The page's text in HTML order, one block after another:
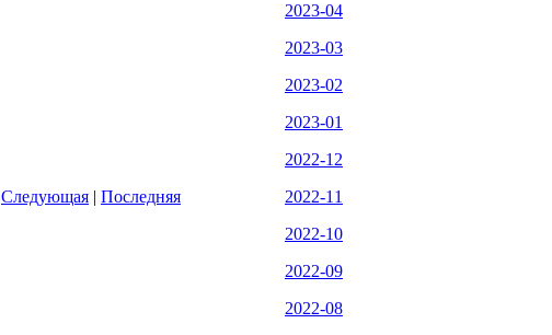
Следующая | Последняя
2023-04
2023-03
2023-02
2023-01
2022-12
2022-11
2022-10
2022-09
2022-08